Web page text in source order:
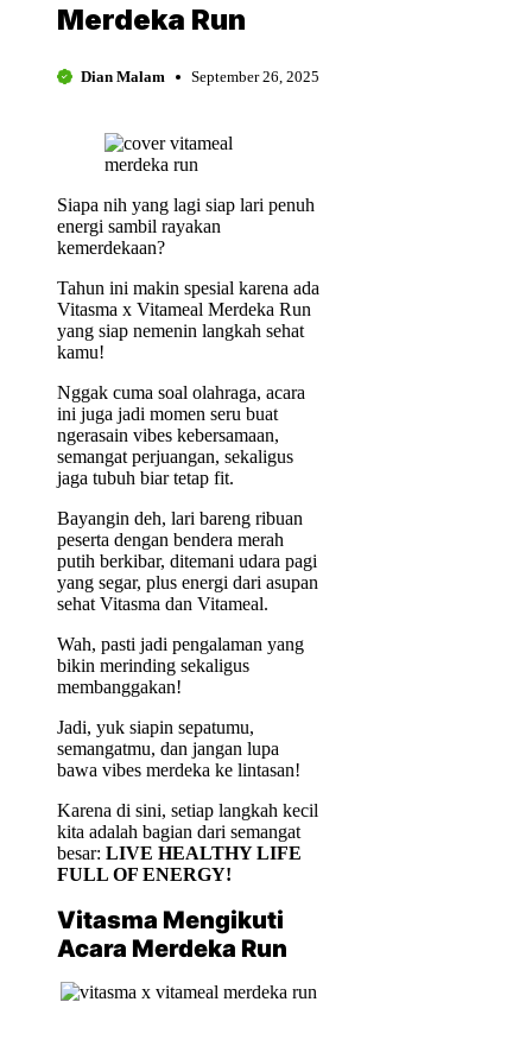
Merdeka Run
Dian Malam September 26, 2025
Siapa nih yang lagi siap lari penuh
energi sambil rayakan
kemerdekaan?
Tahun ini makin spesial karena ada
Vitasma x Vitameal Merdeka Run
yang siap nemenin langkah sehat
kamu!
Nggak cuma soal olahraga, acara
ini juga jadi momen seru buat
ngerasain vibes kebersamaan,
semangat perjuangan, sekaligus
jaga tubuh biar tetap fit.
Bayangin deh, lari bareng ribuan
peserta dengan bendera merah
putih berkibar, ditemani udara pagi
yang segar, plus energi dari asupan
sehat Vitasma dan Vitameal.
Wah, pasti jadi pengalaman yang
bikin merinding sekaligus
membanggakan!
Jadi, yuk siapin sepatumu,
semangatmu, dan jangan lupa
bawa vibes merdeka ke lintasan!
Karena di sini, setiap langkah kecil
kita adalah bagian dari semangat
besar: LIVE HEALTHY LIFE
FULL OF ENERGY!
Vitasma Mengikuti
Acara Merdeka Run